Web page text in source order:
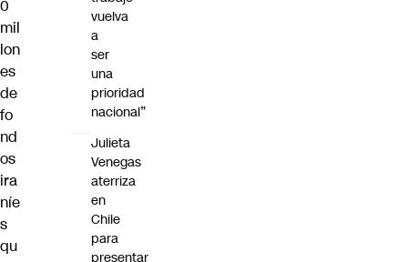
0
mil
lon
es
de
fo
nd
os
ira
níe
s
qu
vuelva
a
ser
una
prioridad
nacional”
Julieta
Venegas
aterriza
en
Chile
para
presentar